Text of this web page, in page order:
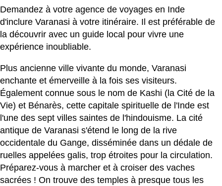
Demandez à votre agence de voyages en Inde
d'inclure Varanasi à votre itinéraire. Il est préférable de
la découvrir avec un guide local pour vivre une
expérience inoubliable.
Plus ancienne ville vivante du monde, Varanasi
enchante et émerveille à la fois ses visiteurs.
Également connue sous le nom de Kashi (la Cité de la
Vie) et Bénarès, cette capitale spirituelle de l'Inde est
l'une des sept villes saintes de l'hindouisme. La cité
antique de Varanasi s'étend le long de la rive
occidentale du Gange, disséminée dans un dédale de
ruelles appelées galis, trop étroites pour la circulation.
Préparez-vous à marcher et à croiser des vaches
sacrées ! On trouve des temples à presque tous les